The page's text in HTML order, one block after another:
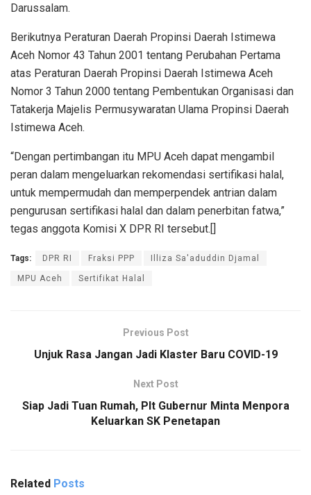
Darussalam.
Berikutnya Peraturan Daerah Propinsi Daerah Istimewa
Aceh Nomor 43 Tahun 2001 tentang Perubahan Pertama
atas Peraturan Daerah Propinsi Daerah Istimewa Aceh
Nomor 3 Tahun 2000 tentang Pembentukan Organisasi dan
Tatakerja Majelis Permusywaratan Ulama Propinsi Daerah
Istimewa Aceh.
“Dengan pertimbangan itu MPU Aceh dapat mengambil
peran dalam mengeluarkan rekomendasi sertifikasi halal,
untuk mempermudah dan memperpendek antrian dalam
pengurusan sertifikasi halal dan dalam penerbitan fatwa,”
tegas anggota Komisi X DPR RI tersebut.[]
Tags: DPR RI Fraksi PPP Illiza Sa'aduddin Djamal
MPU Aceh Sertifikat Halal
Previous Post
Unjuk Rasa Jangan Jadi Klaster Baru COVID-19
Next Post
Siap Jadi Tuan Rumah, Plt Gubernur Minta Menpora
Keluarkan SK Penetapan
Related Posts